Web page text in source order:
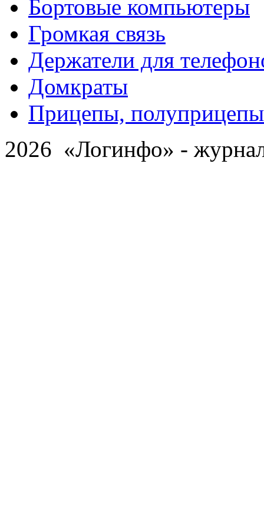
Бортовые компьютеры
Громкая связь
Держатели для
Домкраты
Прицепы, полуприцепы
2026 «Логинфо» -